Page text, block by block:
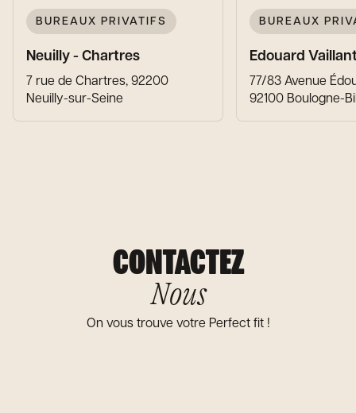
BUREAUX PRIVATIFS
Neuilly - Chartres
7 rue de Chartres, 92200
Neuilly-sur-Seine
BUREAUX
Edouard
77/83 Avenue
92100 Boulogne-
CONTACTEZ
Nous
On vous trouve votre Perfect fit !